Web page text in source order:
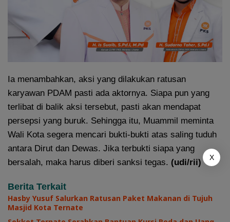
Ia menambahkan, aksi yang dilakukan ratusan
karyawan PDAM pasti ada aktornya. Siapa pun yang
terlibat di balik aksi tersebut, pasti akan mendapat
persepsi yang buruk. Sehingga itu, Muammil meminta
Wali Kota segera mencari bukti-bukti atas saling tuduh
antara Dirut dan Dewas. Jika terbukti siapa yang
bersalah, maka harus diberi sanksi tegas. (udi/rii)
Berita Terkait
Hasby Yusuf Salurkan Ratusan Paket Makanan di Tujuh
Masjid Kota Ternate
X